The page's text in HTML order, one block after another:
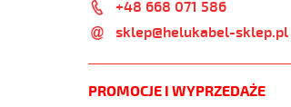
+48 668 071 586
sklep@helukabel-sklep.pl
PROMOCJE I WYPRZEDAŻE